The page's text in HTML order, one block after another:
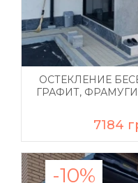
ОСТЕКЛЕНИЕ
ГРАФИТ,
7184
-10%